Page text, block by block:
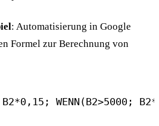
: Automatisierung in Google
Formel zur Berechnung von
B2*0,15; WENN(B2>5000;